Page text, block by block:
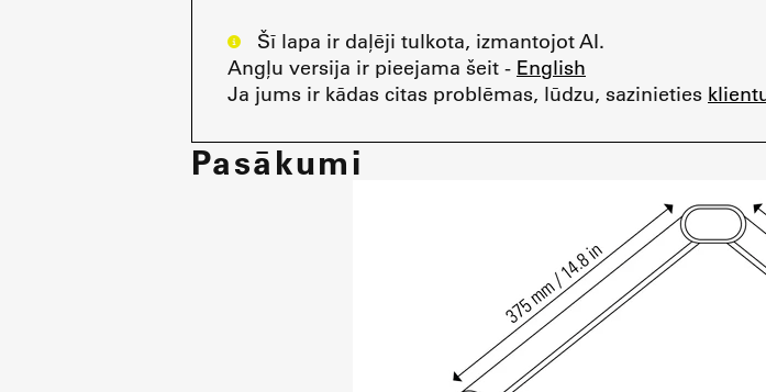
Šī lapa ir daļēji tulkota, izmantojot AI.
Angļu versija ir pieejama šeit - English
Ja jums ir kādas citas problēmas, lūdzu, sazinieties
Pasākumi